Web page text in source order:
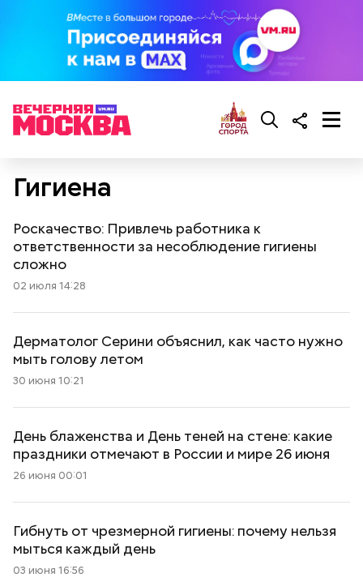
Гигиена
Роскачество: Привлечь работника к
ответственности за несоблюдение гигиены
сложно
02 июля 14:28
Дерматолог Серини объяснил, как часто нужно
мыть голову летом
30 июня 10:21
День блаженства и День теней на стене: какие
праздники отмечают в России и мире 26 июня
26 июня 00:01
Гибнуть от чрезмерной гигиены: почему нельзя
мыться каждый день
03 июня 16:56